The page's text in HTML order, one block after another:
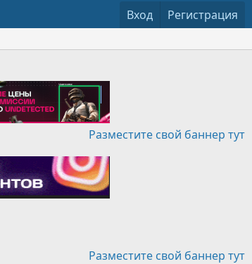
Вход Регистрация
Разместите свой баннер тут
Разместите свой баннер тут